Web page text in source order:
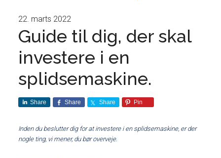
22. marts 2022
Guide til dig, der skal
investere i en
splidsemaskine.
Share Share Share Pin
Inden du beslutter dig for at investere i en splidsemaskine, er der
nogle ting, vi mener, du bør overveje.